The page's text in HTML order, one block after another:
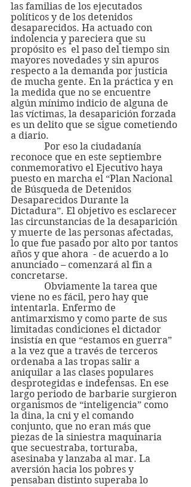
las familias de los ejecutados
políticos y de los detenidos
desaparecidos. Ha actuado con
indolencia y pareciera que su
propósito es  el paso del tiempo sin
mayores novedades y sin apuros
respecto a la demanda por justicia
de mucha gente. En la práctica y en
la medida que no se encuentre
algún mínimo indicio de alguna de
las víctimas, la desaparición forzada
es un delito que se sigue cometiendo
a diario.
reconoce que en este septiembre
conmemorativo el Ejecutivo haya
puesto en marcha el “Plan Nacional
de Búsqueda de Detenidos
Desaparecidos Durante la
Dictadura”. El objetivo es esclarecer
las circunstancias de la desaparición
y muerte de las personas afectadas,
lo que fue pasado por alto por tantos
años y que ahora  - de acuerdo a lo
anunciado – comenzará al fin a
concretarse.
viene no es fácil, pero hay que
intentarla. Enfermo de
antimarxismo y como parte de sus
limitadas condiciones el dictador
insistía en que “estamos en guerra”
a la vez que a través de terceros
ordenaba a las tropas salir a
aniquilar a las clases populares
desprotegidas e indefensas. En ese
largo periodo de barbarie surgieron
organismos de “inteligencia” como
la dina, la cni y el comando
conjunto, que no eran más que
piezas de la siniestra maquinaria
que secuestraba, torturaba,
asesinaba y lanzaba al mar. La
aversión hacia los pobres y
pensaban distinto superaba lo